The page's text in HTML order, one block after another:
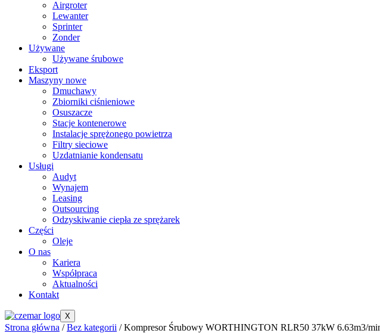
Airgroter
Lewanter
Sprinter
Zonder
Używane
Używane śrubowe
Eksport
Maszyny nowe
Dmuchawy
Zbiorniki ciśnieniowe
Osuszacze
Stacje kontenerowe
Instalacje sprężonego powietrza
Filtry sieciowe
Uzdatnianie kondensatu
Usługi
Audyt
Wynajem
Leasing
Outsourcing
Odzyskiwanie ciepła ze sprężarek
Części
Oleje
O nas
Kariera
Współpraca
Aktualności
Kontakt
X
Strona główna /Bez kategorii / Kompresor Śrubowy WORTHINGTON RLR50 37kW 6.63m3/